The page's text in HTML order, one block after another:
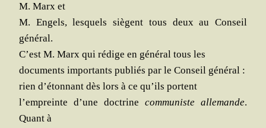
M. Marx et
M. Engels, les­quels siègent tous deux au Conseil
général.
C’est M. Marx qui rédige en géné­ral tous les
docu­ments impor­tants publiés par le Conseil général :
rien d’é­ton­nant dès lors à ce qu’ils portent
l’empreinte d’une doc­trine com­mu­niste alle­mande.
Quant à